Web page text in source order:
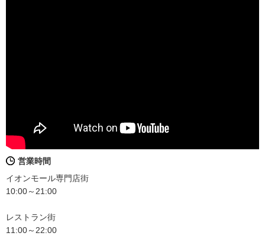
営業時間
イオンモール専門店街
10:00～21:00
レストラン街
11:00～22:00